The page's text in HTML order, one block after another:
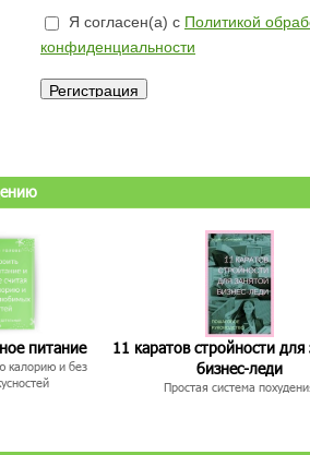
Я согласен(а) с Политикой
конфиденциальности
питание
калорию и без
11 каратов стройности для
бизнес-леди
Простая система